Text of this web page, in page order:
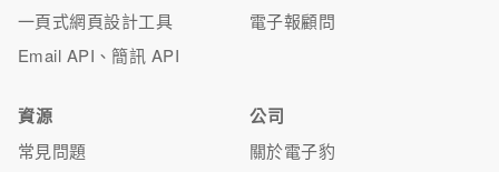
一頁式網頁設計工具
Email API、簡訊 API
電子報顧問
資源
常見問題
公司
關於電子豹